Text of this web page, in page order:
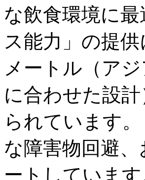
な飲食環境に
ス能力」の提
メートル（ア
に合わせた設
られています
な障害物回避
ートしていま